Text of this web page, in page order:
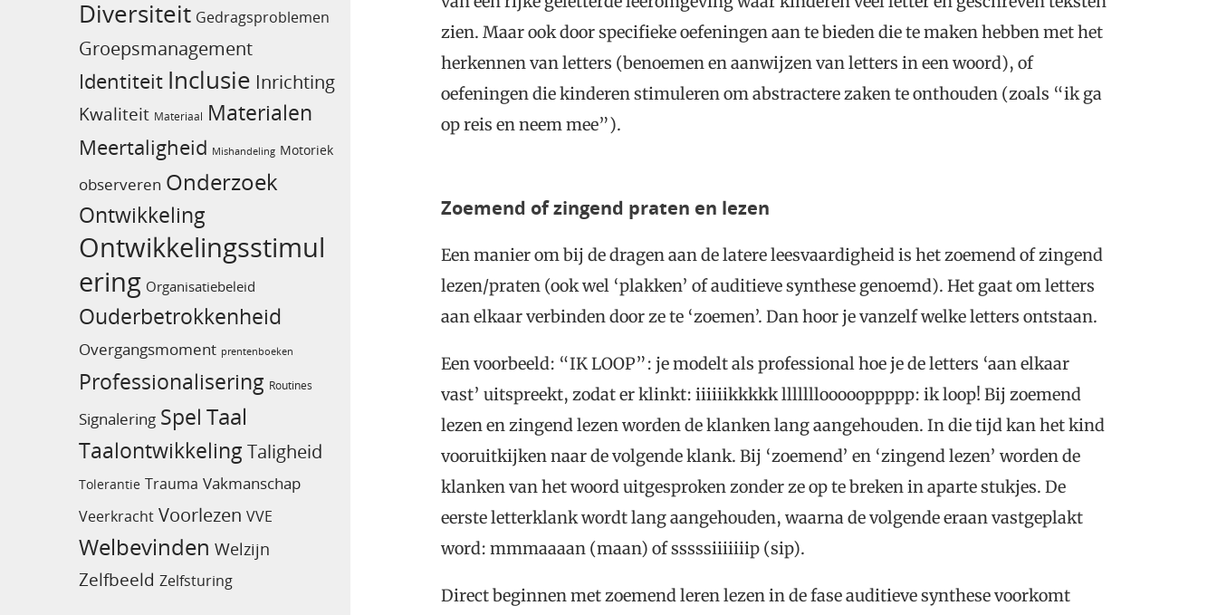
Diversiteit Gedragsproblemen
Groepsmanagement
Identiteit Inclusie Inrichting
Kwaliteit Materiaal Materialen
Meertaligheid Mishandeling Motoriek
observeren Onderzoek
Ontwikkeling
Ontwikkelingsstimul
ering Organisatiebeleid
Ouderbetrokkenheid
Overgangsmoment prentenboeken
Professionalisering Routines
Signalering Spel Taal
Taalontwikkeling Taligheid
Tolerantie Trauma Vakmanschap
Veerkracht Voorlezen VVE
Welbevinden Welzijn
Zelfbeeld Zelfsturing
zien. Maar ook door specifieke oefeningen aan te bieden die te maken hebben met het
herkennen van letters (benoemen en aanwijzen van letters in een woord), of
oefeningen die kinderen stimuleren om abstractere zaken te onthouden (zoals “ik ga
op reis en neem mee”).
Zoemend of zingend praten en lezen
Een manier om bij de dragen aan de latere leesvaardigheid is het zoemend of zingend
lezen/praten (ook wel ‘plakken’ of auditieve synthese genoemd). Het gaat om letters
aan elkaar verbinden door ze te ‘zoemen’. Dan hoor je vanzelf welke letters ontstaan.
Een voorbeeld: “IK LOOP”: je modelt als professional hoe je de letters ‘aan elkaar
vast’ uitspreekt, zodat er klinkt: iiiiiikkkkk llllllloooooppppp: ik loop! Bij zoemend
lezen en zingend lezen worden de klanken lang aangehouden. In die tijd kan het kind
vooruitkijken naar de volgende klank. Bij ‘zoemend’ en ‘zingend lezen’ worden de
klanken van het woord uitgesproken zonder ze op te breken in aparte stukjes. De
eerste letterklank wordt lang aangehouden, waarna de volgende eraan vastgeplakt
word: mmmaaaan (maan) of sssssiiiiiiip (sip).
Direct beginnen met zoemend leren lezen in de fase auditieve synthese voorkomt